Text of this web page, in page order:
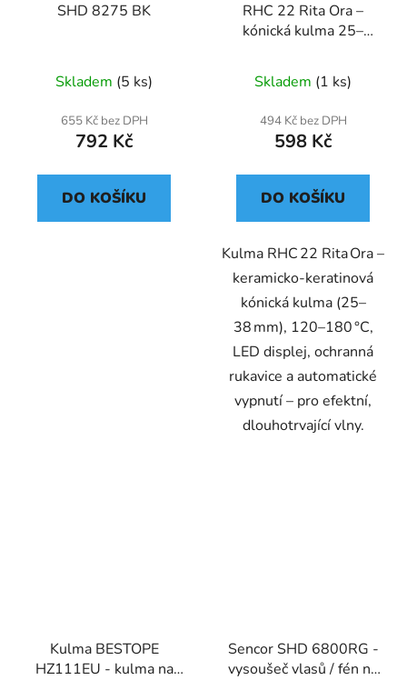
SHD 8275 BK
Skladem (5 ks)
655 Kč bez DPH
792 Kč
DO KOŠÍKU
RHC 22 Rita Ora –
kónická kulma 25–
keratinovým povrchem
Skladem (1 ks)
494 Kč bez DPH
598 Kč
DO KOŠÍKU
Kulma RHC 22 Rita Ora –
keramicko‑keratinová
kónická kulma (25–
38 mm), 120–180 °C,
LED displej, ochranná
rukavice a automatické
vypnutí – pro efektní,
dlouhotrvající vlny.
Kulma BESTOPE
HZ111EU - kulma na
Sencor SHD 6800RG -
vysoušeč vlasů / fén na